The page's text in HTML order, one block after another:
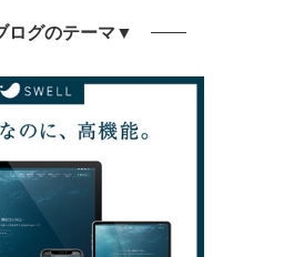
ログのテーマ▼